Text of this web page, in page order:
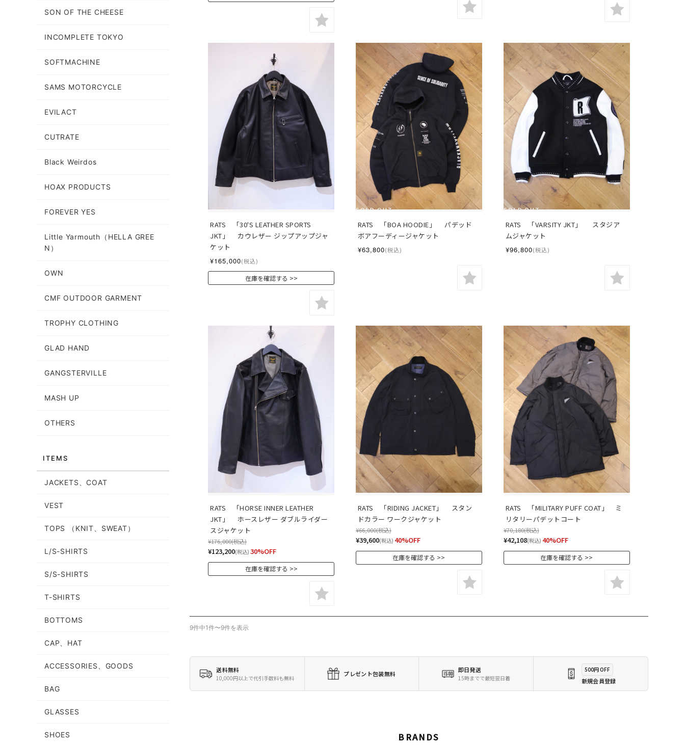
RATS　「30'S LEATHER SPORTS
JKT」　 カウレザー ジップアップジャ
ケット
¥165,000(税込)
在庫を確認する
SOLD OUT
RATS　「BOA HOODIE」　 パデッド
ボアフーディージャケット
¥63,800(税込)
SOLD OUT
RATS　「VARSITY JKT」　  スタジア
ムジャケット
¥96,800(税込)
RATS　「HORSE INNER LEATHER
JKT」　 ホースレザー ダブルライダー
スジャケット
¥176,000(税込)
¥123,200(税込) 30%OFF
在庫を確認する
RATS　「RIDING JACKET」　 スタン
ドカラー ワークジャケット
¥66,000(税込)
¥39,600(税込) 40%OFF
在庫を確認する
RATS　「MILITARY PUFF COAT」　ミ
リタリーパデットコート
¥70,180(税込)
¥42,108(税込) 40%OFF
在庫を確認する
9件中1件〜9件を表示
送料無料
10,000円以上で代引手数料も無料
プレゼント包装無料 即日発送
15時までで最短翌日着
500円 OFF
新規会員登録
BRANDS
SON OF THE CHEESE
INCOMPLETE TOKYO
SOFTMACHINE
SAMS MOTORCYCLE
EVILACT
CUTRATE
Black Weirdos
HOAX PRODUCTS
FOREVER YES
Little Yarmouth（HELLA GREE
N）
OWN
CMF OUTDOOR GARMENT
TROPHY CLOTHING
GLAD HAND
GANGSTERVILLE
MASH UP
OTHERS
ITEMS
JACKETS、COAT
VEST
TOPS （KNIT、SWEAT）
L/S-SHIRTS
S/S-SHIRTS
T-SHIRTS
BOTTOMS
CAP、HAT
ACCESSORIES、GOODS
BAG
GLASSES
SHOES